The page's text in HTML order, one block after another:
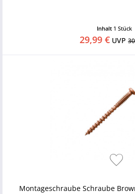
Inhalt 1 Stück
29,99 € UVP
Montageschraube Schraube